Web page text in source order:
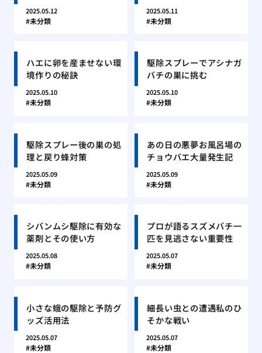
2025.05.12
未分類
2025.05.11
未分類
ハエに卵を産ませない環
境作りの秘訣
2025.05.10
未分類
駆除スプレーでアシナガ
バチの巣に挑む
2025.05.10
未分類
駆除スプレー後の巣の処
理と戻り蜂対策
2025.05.09
未分類
あの日の悪夢お風呂場の
チョウバエ大量発生記
2025.05.09
未分類
シバンムシ駆除に有効な
薬剤とその使い方
2025.05.08
未分類
プロが語るスズメバチ一
匹を見逃さない重要性
2025.05.07
未分類
小さな蛾の駆除と予防グ
ッズ活用法
2025.05.07
未分類
細長い虫との遭遇私のひ
そかな戦い
2025.05.07
未分類